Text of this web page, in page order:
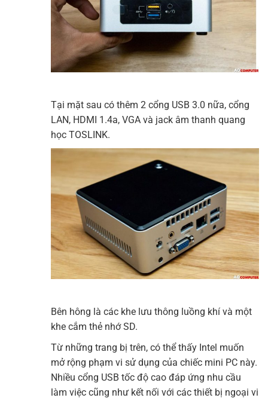
Tại mặt sau có thêm 2 cổng USB 3.0 nữa, cổng
LAN, HDMI 1.4a, VGA và jack âm thanh quang
học TOSLINK.
Bên hông là các khe lưu thông luồng khí và một
khe cắm thẻ nhớ SD.
Từ những trang bị trên, có thể thấy Intel muốn
mở rộng phạm vi sử dụng của chiếc mini PC này.
Nhiều cổng USB tốc độ cao đáp ứng nhu cầu
làm việc cũng như kết nối với các thiết bị ngoại vi